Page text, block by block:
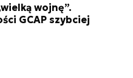
wojnę”.
GCAP szybciej